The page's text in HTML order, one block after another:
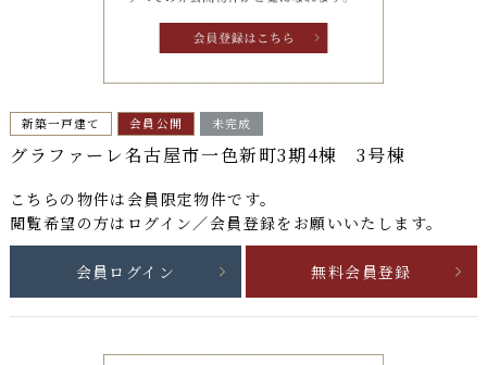
新築一戸建て 会員公開 未完成
グラファーレ名古屋市一色新町3期4棟 3号棟
こちらの物件は 会員限定物件です。
閲覧希望の方はログイン／会員登録をお願いいたします。
会員ログイン 無料会員登録